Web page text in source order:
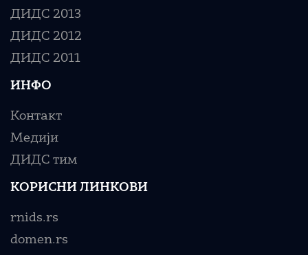
ДИДС 2013
ДИДС 2012
ДИДС 2011
ИНФО
Контакт
Медији
ДИДС тим
КОРИСНИ ЛИНКОВИ
rnids.rs
domen.rs